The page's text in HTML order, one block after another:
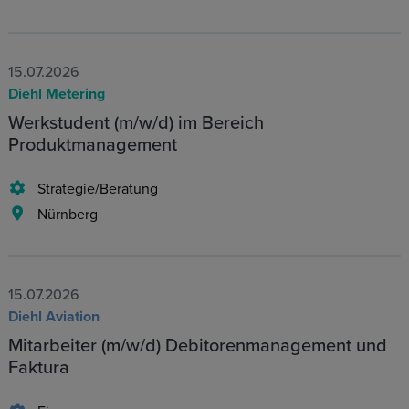
15.07.2026
Diehl Metering
Werkstudent (m/w/d) im Bereich
Produktmanagement
Strategie/Beratung
Nürnberg
15.07.2026
Diehl Aviation
Mitarbeiter (m/w/d) Debitorenmanagement und
Faktura